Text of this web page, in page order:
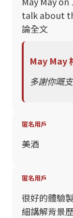
talk about
論全文
May May
多謝你嘅
匿名用戶
美酒
匿名用戶
很好的體驗
細講解背景